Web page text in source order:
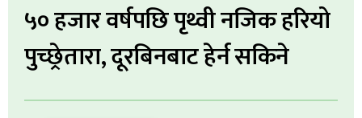
५० हजार वर्षपछि पृथ्वी नजिक हरियो
पुच्छ्रेतारा, दूरबिनबाट हेर्न सकिने